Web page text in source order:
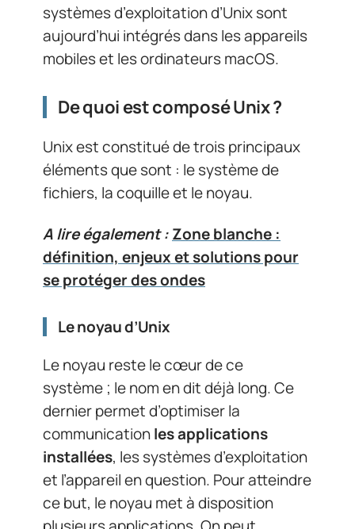
systèmes d’exploitation d’Unix sont
aujourd’hui intégrés dans les appareils
mobiles et les ordinateurs macOS.
De quoi est composé Unix ?
Unix est constitué de trois principaux
éléments que sont : le système de
fichiers, la coquille et le noyau.
A lire également :Zone blanche :
définition, enjeux et solutions pour
se protéger des ondes
Le noyau d’Unix
Le noyau reste le cœur de ce
système ; le nom en dit déjà long. Ce
dernier permet d’optimiser la
communicationles applications
installées, les systèmes d’exploitation
et l’appareil en question. Pour atteindre
ce but, le noyau met à disposition